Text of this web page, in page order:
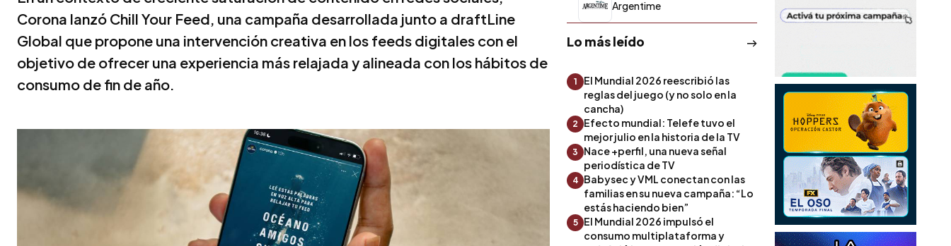
Corona lanzó Chill Your Feed, una campaña desarrollada junto a draftLine
Global que propone una intervención creativa en los feeds digitales con el
objetivo de ofrecer una experiencia más relajada y alineada con los hábitos de
consumo de fin de año.
Argentime
Lo más leído
1
El Mundial 2026 reescribió las
reglas del juego (y no solo en la
cancha)
2
Efecto mundial: Telefe tuvo el
mejor julio en la historia de la TV
3
Nace +perfil, una nueva señal
periodística de TV
4 Babysec y VML conectan con las
familias en su nueva campaña: “Lo
estás haciendo bien”
5
El Mundial 2026 impulsó el
consumo multiplataforma y